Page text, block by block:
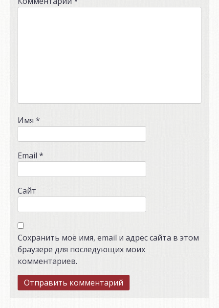
Имя *
Email *
Сайт
Сохранить моё имя, email и адрес сайта в этом
браузере для последующих моих
комментариев.